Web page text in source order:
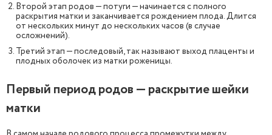
Второй этап родов — потуги — начинается с полного
раскрытия матки и заканчивается рождением плода. Длится
от нескольких минут до нескольких часов (в случае
осложнений).
Третий этап — последовый, так называют выход плаценты и
плодных оболочек из матки роженицы.
Первый период родов — раскрытие шейки
матки